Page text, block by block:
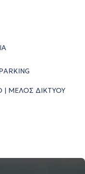
| ΜΕΛΟΣ ΔΙΚΤΥΟΥ